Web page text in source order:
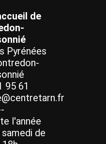
de
Pyrénées
95 61
l'année
samedi de